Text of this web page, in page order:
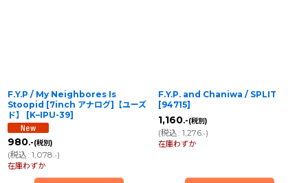
F.Y.P / My Neighbores Is
Stoopid [7inch アナログ]【ユーズ
ド】
[K–IPU-39]
980.-(税別)
(税込: 1,078.-)
在庫わずか
F.Y.P. and Chaniwa / SPLIT
[94715]
1,160.-(税別)
(税込: 1,276.-)
在庫わずか